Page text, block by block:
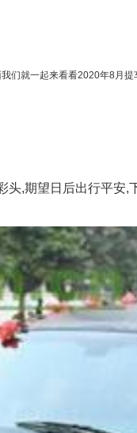
们就一起来看看2020年8月提
期望日后出行平安,